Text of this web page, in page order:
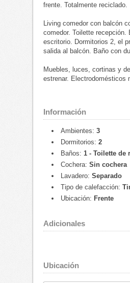
frente. Totalmente reciclado.
Living comedor con balcón
comedor. Toilette recepción.
escritorio. Dormitorios 2, el
salida al balcón. Baño con
Muebles, luces, cortinas y
estrenar. Electrodomésticos
Información
Ambientes: 3
Dormitorios: 2
Baños:
1 - Toilette
Cochera: Sin cochera
Lavadero: Separado
Tipo de calefacción:
Ubicación: Frente
Adicionales
Ubicación